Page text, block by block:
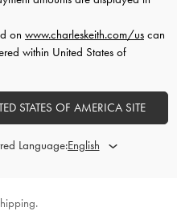
on www.charleskeith.com/us can
within United States of
STATES OF AMERICA SITE
Language: